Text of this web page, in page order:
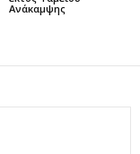
Ανάκαμψης